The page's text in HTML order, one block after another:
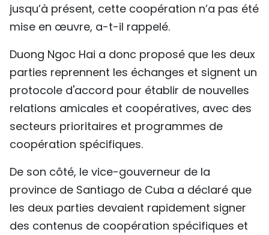
jusqu’à présent, cette coopération n’a pas été
mise en œuvre, a-t-il rappelé.
Duong Ngoc Hai a donc proposé que les deux
parties reprennent les échanges et signent un
protocole d'accord pour établir de nouvelles
relations amicales et coopératives, avec des
secteurs prioritaires et programmes de
coopération spécifiques.
De son côté, le vice-gouverneur de la
province de Santiago de Cuba a déclaré que
les deux parties devaient rapidement signer
des contenus de coopération spécifiques et